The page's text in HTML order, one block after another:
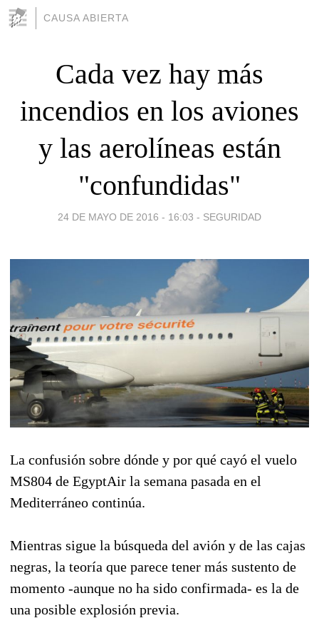
CAUSA ABIERTA
Cada vez hay más
incendios en los aviones
y las aerolíneas están
"confundidas"
24 DE MAYO DE 2016 - 16:03 - SEGURIDAD
La confusión sobre dónde y por qué cayó el vuelo
MS804 de EgyptAir la semana pasada en el
Mediterráneo continúa.
Mientras sigue la búsqueda del avión y de las cajas
negras, la teoría que parece tener más sustento de
momento -aunque no ha sido confirmada- es la de
una posible explosión previa.